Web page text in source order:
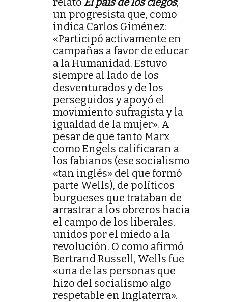
un progresista que, como
indica Carlos Giménez:
«Participó activamente en
campañas a favor de educar
a la Humanidad. Estuvo
siempre al lado de los
desventurados y de los
perseguidos y apoyó el
movimiento sufragista y la
igualdad de la mujer». A
pesar de que tanto Marx
como Engels calificaran a
los fabianos (ese socialismo
«tan inglés» del que formó
parte Wells), de políticos
burgueses que trataban de
arrastrar a los obreros hacia
el campo de los liberales,
unidos por el miedo a la
revolución. O como afirmó
Bertrand Russell, Wells fue
«una de las personas que
hizo del socialismo algo
respetable en Inglaterra».